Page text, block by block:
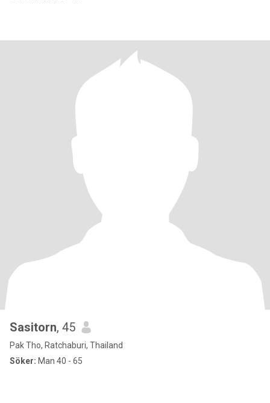
Sasitorn, 45
Pak Tho, Ratchaburi, Thailand
Söker: Man 40 - 65